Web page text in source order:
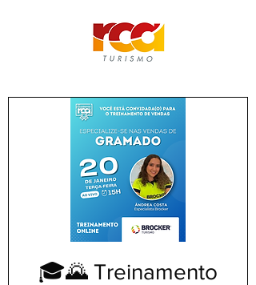
🎓🌄 Treinamento